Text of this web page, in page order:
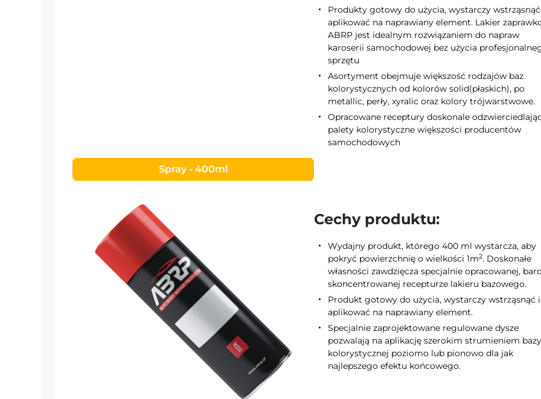
Produkty gotowy do użycia, wystarczy
aplikować na naprawiany element. Lakier
ABRP jest idealnym rozwiązaniem do napraw
karoserii samochodowej bez użycia
sprzętu
Asortyment obejmuje większość rodzajów baz
kolorystycznych od kolorów solid(płaskich), po
metallic, perły, xyralic oraz kolory trójwarstwowe.
Opracowane receptury doskonale
palety kolorystyczne większości producentów
samochodowych
Spray - 400ml
Cechy produktu:
Wydajny produkt, którego 400 ml wystarcza, aby
pokryć powierzchnię o wielkości 1m2. Doskonałe
własności zawdzięcza specjalnie opracowanej,
skoncentrowanej recepturze lakieru bazowego.
Produkt gotowy do użycia, wystarczy wstrząsnąć i
aplikować na naprawiany element.
Specjalnie zaprojektowane regulowane dysze
pozwalają na aplikację szerokim strumieniem
kolorystycznej poziomo lub pionowo dla jak
najlepszego efektu końcowego.